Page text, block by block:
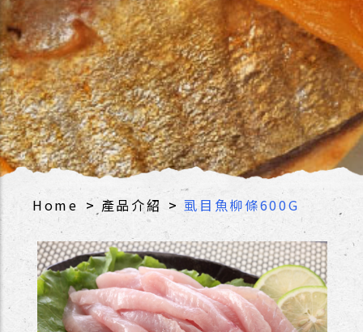
Home > 產品介紹 > 虱目魚柳條600G